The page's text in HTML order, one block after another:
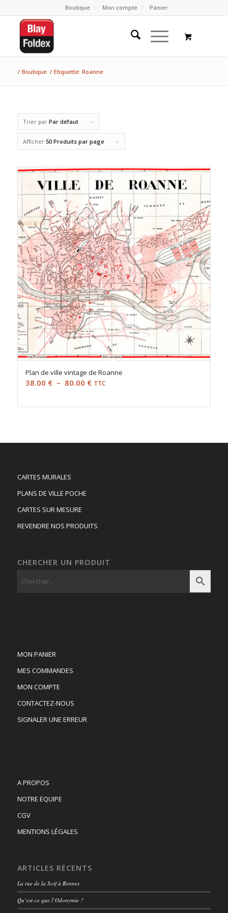
Boutique Mon compte Panier
/ Boutique / Etiquette: Roanne
Trier par Par défaut
Afficher 50 Produits par page
Plan de ville vintage de Roanne
38.00 € – 80.00 €Plage
prix :
80.00 €
TTC
CARTES MURALES
PLANS DE VILLE POCHE
CARTES SUR MESURE
REVENDRE NOS PRODUITS
CHERCHER UN PRODUIT
MON PANIER
MES COMMANDES
MON COMPTE
CONTACTEZ-NOUS
SIGNALER UNE ERREUR
A PROPOS
NOTRE EQUIPE
CGV
MENTIONS LÉGALES
ARTICLES RÉCENTS
La rue de la Soif à Rennes
Qu’est-ce que l’Odonymie ?